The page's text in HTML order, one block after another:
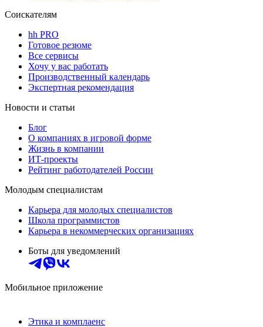
Соискателям
hh PRO
Готовое резюме
Все сервисы
Хочу у вас работать
Производственный календарь
Экспертная рекомендация
Новости и статьи
Блог
О компаниях в игровой форме
Жизнь в компании
ИТ-проекты
Рейтинг работодателей России
Молодым специалистам
Карьера для молодых специалистов
Школа программистов
Карьера в некоммерческих организациях
Боты для уведомлений
Мобильное приложение
Этика и комплаенс